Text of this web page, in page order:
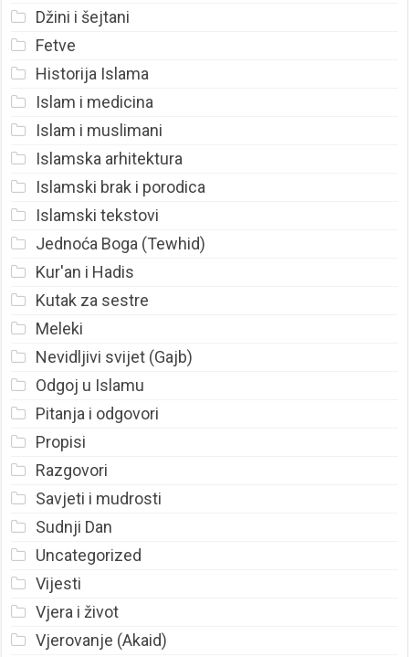
Džini i šejtani
Fetve
Historija Islama
Islam i medicina
Islam i muslimani
Islamska arhitektura
Islamski brak i porodica
Islamski tekstovi
Jednoća Boga (Tewhid)
Kur'an i Hadis
Kutak za sestre
Meleki
Nevidljivi svijet (Gajb)
Odgoj u Islamu
Pitanja i odgovori
Propisi
Razgovori
Savjeti i mudrosti
Sudnji Dan
Uncategorized
Vijesti
Vjera i život
Vjerovanje (Akaid)